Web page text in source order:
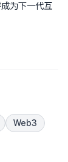
为下一代互
Web3